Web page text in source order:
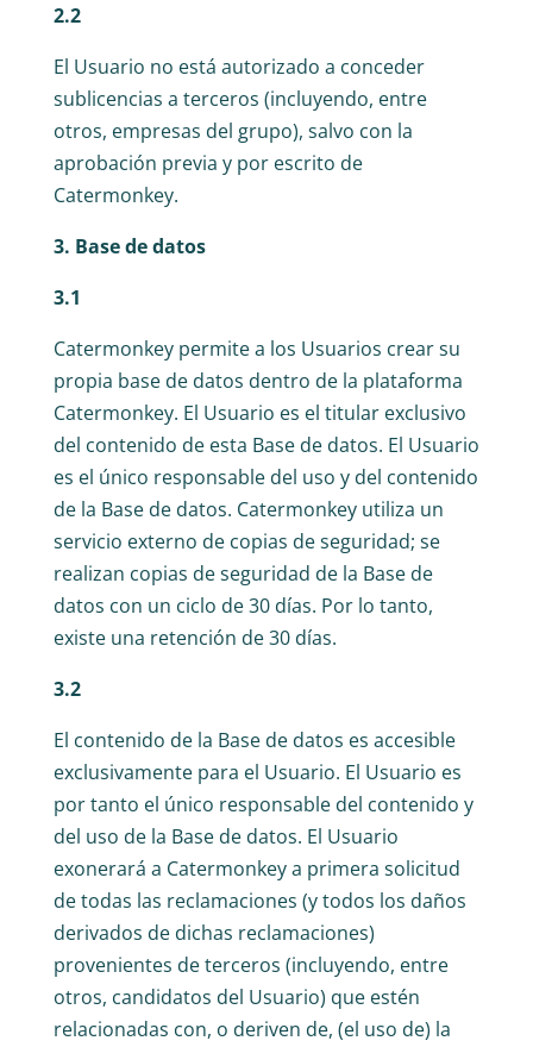
2.2
El Usuario no está autorizado a conceder
sublicencias a terceros (incluyendo, entre
otros, empresas del grupo), salvo con la
aprobación previa y por escrito de
Catermonkey.
3. Base de datos
3.1
Catermonkey permite a los Usuarios crear su
propia base de datos dentro de la plataforma
Catermonkey. El Usuario es el titular exclusivo
del contenido de esta Base de datos. El Usuario
es el único responsable del uso y del contenido
de la Base de datos. Catermonkey utiliza un
servicio externo de copias de seguridad; se
realizan copias de seguridad de la Base de
datos con un ciclo de 30 días. Por lo tanto,
existe una retención de 30 días.
3.2
El contenido de la Base de datos es accesible
exclusivamente para el Usuario. El Usuario es
por tanto el único responsable del contenido y
del uso de la Base de datos. El Usuario
exonerará a Catermonkey a primera solicitud
de todas las reclamaciones (y todos los daños
derivados de dichas reclamaciones)
provenientes de terceros (incluyendo, entre
otros, candidatos del Usuario) que estén
relacionadas con, o deriven de, (el uso de) la